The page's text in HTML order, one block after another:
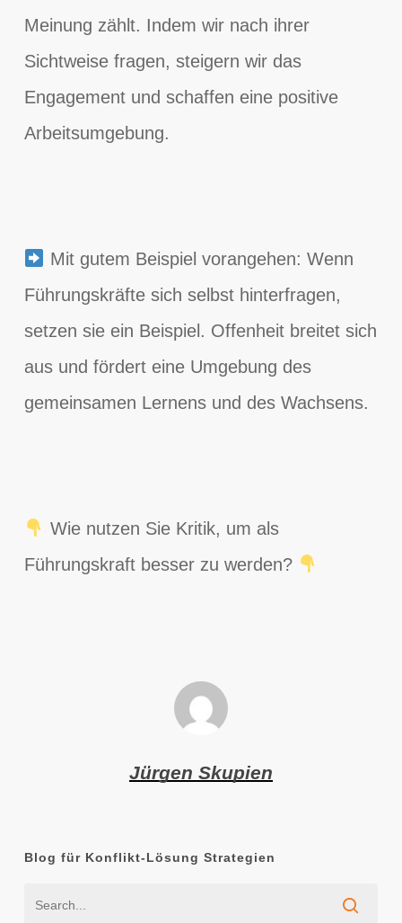
Meinung zählt. Indem wir nach ihrer
Sichtweise fragen, steigern wir das
Engagement und schaffen eine positive
Arbeitsumgebung.
Mit gutem Beispiel vorangehen: Wenn
Führungskräfte sich selbst hinterfragen,
setzen sie ein Beispiel. Offenheit breitet sich
aus und fördert eine Umgebung des
gemeinsamen Lernens und des Wachsens.
Wie nutzen Sie Kritik, um als
Führungskraft besser zu werden?
Jürgen Skupien
Blog für Konflikt-Lösung Strategien